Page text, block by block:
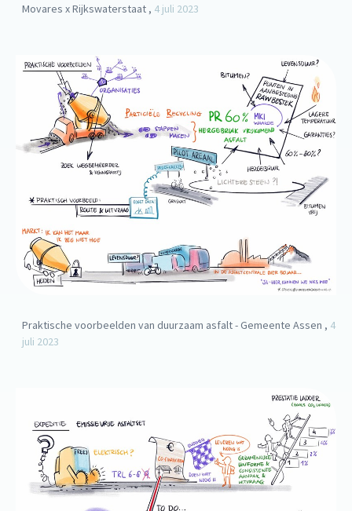
Movares x Rijkswaterstaat , 4 juli 2023
Praktische voorbeelden van duurzaam asfalt - Gemeente Assen , 4
juli 2023